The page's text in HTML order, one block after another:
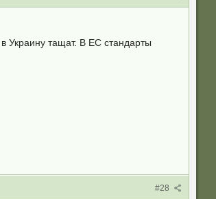
Украину тащат. В ЕС стандарты
#28